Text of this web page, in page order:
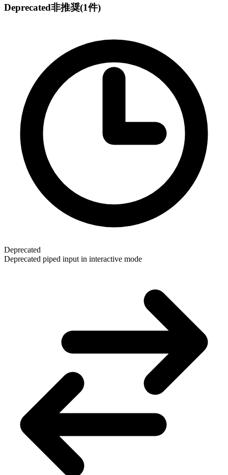
Deprecated非推奨(1件)
Deprecated
Deprecated piped input in interactive mode